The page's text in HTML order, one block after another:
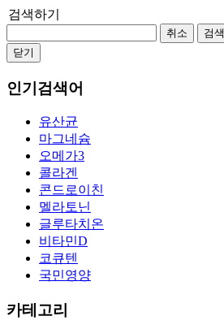
검색하기
취소
검색
닫기
인기검색어
유산균
마그네슘
오메가3
콜라겐
콘드로이친
멜라토닌
글루타치온
비타민D
코큐텐
국민영양
카테고리